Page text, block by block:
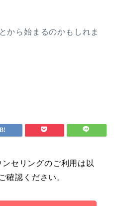
から始まるのかもしれま
セリングのご利用は以
確認ください。